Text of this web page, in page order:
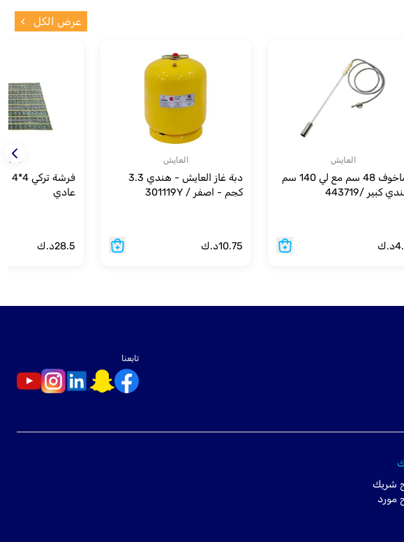
عرض الكل
العايش
شاخوف 48 سم مع لي 140 سم
كبير /443719
د.ك
العايش
دبة غاز العايش - هندي 3.3
كجم - اصفر / 301119Y
10.75د.ك
عادي
28.5د.ك
تابعنا
شريك
مورد